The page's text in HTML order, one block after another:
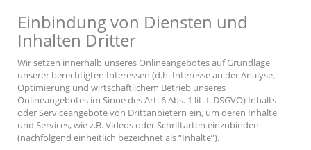
Einbindung von Diensten und
Inhalten Dritter
Wir setzen innerhalb unseres Onlineangebotes auf Grundlage
unserer berechtigten Interessen (d.h. Interesse an der Analyse,
Optimierung und wirtschaftlichem Betrieb unseres
Onlineangebotes im Sinne des Art. 6 Abs. 1 lit. f. DSGVO) Inhalts-
oder Serviceangebote von Drittanbietern ein, um deren Inhalte
und Services, wie z.B. Videos oder Schriftarten einzubinden
(nachfolgend einheitlich bezeichnet als “Inhalte”).